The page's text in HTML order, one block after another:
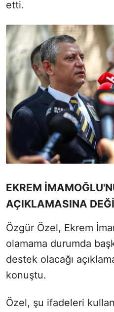
etti.
EKREM
AÇIKLAMASINA
Özgür Özel, Ekrem
olamama durumda
destek olacağı
konuştu.
Özel, şu ifadeleri